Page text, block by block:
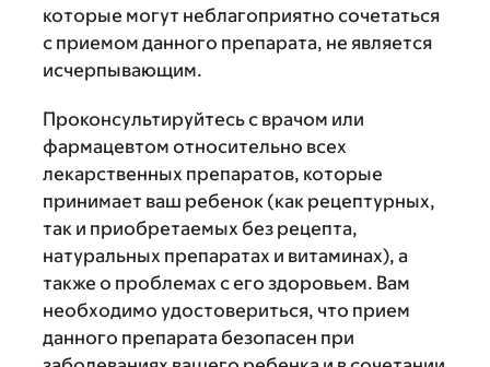
которые могут неблагоприятно сочетаться
с приемом данного препарата, не является
исчерпывающим.
Проконсультируйтесь с врачом или
фармацевтом относительно всех
лекарственных препаратов, которые
принимает ваш ребенок (как рецептурных,
так и приобретаемых без рецепта,
натуральных препаратах и витаминах), а
также о проблемах с его здоровьем. Вам
необходимо удостовериться, что прием
данного препарата безопасен при